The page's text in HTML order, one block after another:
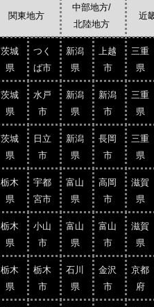
関東地方
中部地方/
北陸地方
近
茨城
県
つく
ば市
新潟
県
上越
市
三重
県
茨城
県
水戸
市
新潟
県
新潟
市
三重
県
茨城
県
日立
市
新潟
県
長岡
市
三重
県
栃木
県
宇都
宮市
富山
県
高岡
市
滋賀
県
栃木
県
小山
市
富山
県
富山
市
滋賀
県
栃木
県
栃木
市
石川
県
金沢
市
京都
府